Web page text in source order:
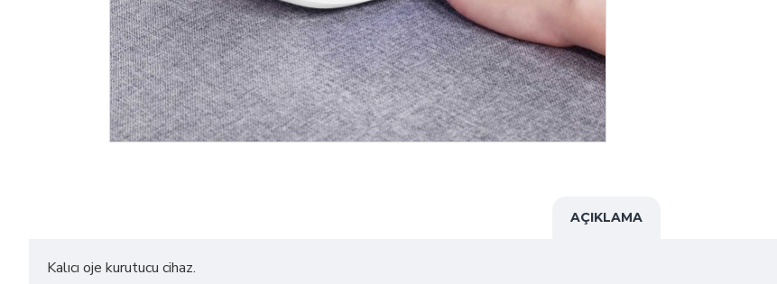
AÇIKLAMA
Kalıcı oje kurutucu cihaz.